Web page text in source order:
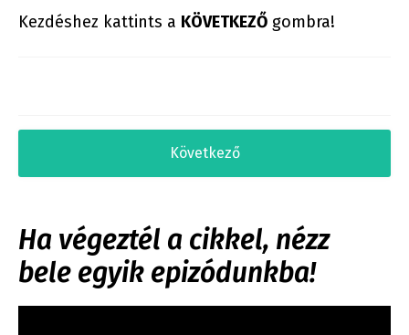
Kezdéshez kattints a KÖVETKEZŐ gombra!
Következő
Ha végeztél a cikkel, nézz
bele egyik epizódunkba!